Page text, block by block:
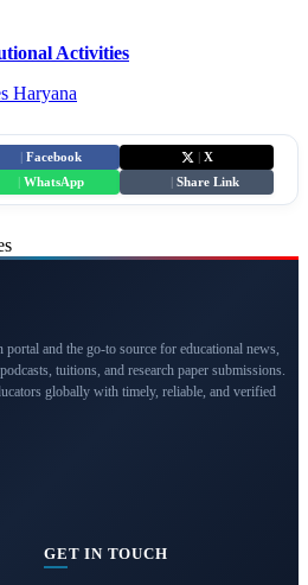
Activities
Haryana
Facebook
X
WhatsApp Share Link
and the go-to source for educational news,
tuitions, and research paper submissions.
globally with timely, reliable, and verified
GET IN TOUCH